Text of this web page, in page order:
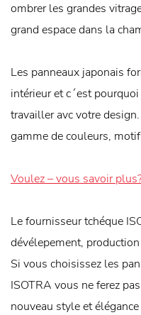
ombrer les grandes
grand espace dans la
Les panneaux japonais
intérieur et c´est
travailler avc votre
gamme de couleurs,
Voulez – vous savoir
Le fournisseur tchéque
dévélepement,
Si vous choisissez les
ISOTRA vous ne ferez
nouveau style et